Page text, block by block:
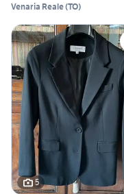
Venaria Reale(TO)
5